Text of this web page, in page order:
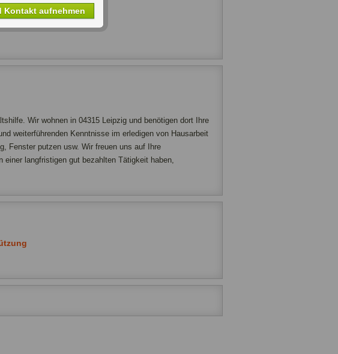
pro Woche
Wir wohnen in 04315 Leipzig und benötigen dort Ihre
weiterführenden Kenntnisse im erledigen von Hausarbeit
Fenster putzen usw. Wir freuen uns auf Ihre
langfristigen gut bezahlten Tätigkeit haben,
Kontakt aufnehmen